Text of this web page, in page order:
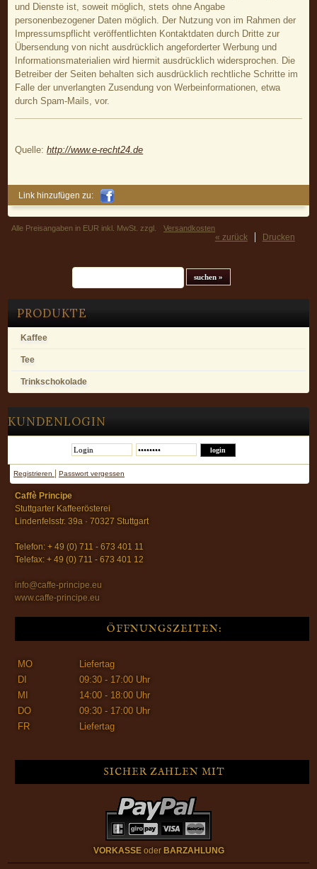
PRODUKTE
Kaffee
Tee
Trinkschokolade
KUNDENLOGIN
Registrieren | Passwort vergessen
Caffè Principe
Stuttgarter Kaffeerösterei
Lindenfelsstr. 39a · 70327 Stuttgart
Telefon: + 49 (0) 711 - 673 401 11
Telefax: + 49 (0) 711 - 673 401 12
info@caffe-principe.eu
www.caffe-principe.eu
ÖFFNUNGSZEITEN:
MO
Liefertag
DI
09:30 - 17:00 Uhr
MI
14:00 - 18:00 Uhr
DO
09:30 - 17:00 Uhr
FR
Liefertag
SICHER ZAHLEN MIT
VORKASSE oder BARZAHLUNG
und Dienste ist, soweit möglich, stets ohne Angabe
personenbezogener Daten möglich. Der Nutzung von im Rahmen der
Impressumspflicht veröffentlichten Kontaktdaten durch Dritte zur
Übersendung von nicht ausdrücklich angeforderter Werbung und
Informationsmaterialien wird hiermit ausdrücklich widersprochen. Die
Betreiber der Seiten behalten sich ausdrücklich rechtliche Schritte im
Falle der unverlangten Zusendung von Werbeinformationen, etwa
durch Spam-Mails, vor.
Quelle:http://www.e-recht24.de
Link hinzufügen zu:
Alle Preisangaben in EUR inkl. MwSt. zzgl. Versandkosten
Drucken
« zurück